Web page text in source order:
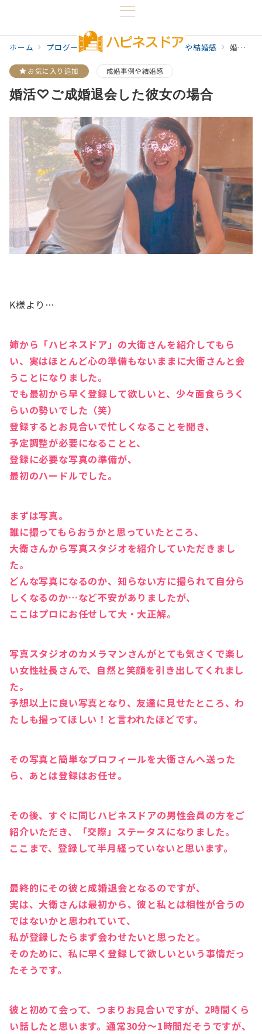
ホーム プログ一覧 婚活の秘訣 成婚事例や結婚感 婚活♡ご成婚退会した彼女の場合
お気に入り追加 成婚事例や結婚感
婚活♡ご成婚退会した彼女の場合
K様より…
姉から「ハピネスドア」の大衛さんを紹介してもら
い、実はほとんど心の準備もないままに大衛さんと会
うことになりました。
でも最初から早く登録して欲しいと、少々面食らうく
らいの勢いでした（笑）
登録するとお見合いで忙しくなることを聞き、
予定調整が必要になることと、
登録に必要な写真の準備が、
最初のハードルでした。
まずは写真。
誰に撮ってもらおうかと思っていたところ、
大衛さんから写真スタジオを紹介していただきまし
た。
どんな写真になるのか、知らない方に撮られて自分ら
しくなるのか…など不安がありましたが、
ここはプロにお任せして大・大正解。
写真スタジオのカメラマンさんがとても気さくで楽し
い女性社長さんで、自然と笑顔を引き出してくれまし
た。
予想以上に良い写真となり、友達に見せたところ、わ
たしも撮ってほしい！と言われたほどです。
その写真と簡単なプロフィールを大衛さんへ送った
ら、あとは登録はお任せ。
その後、すぐに同じハピネスドアの男性会員の方をご
紹介いただき、「交際」ステータスになりました。
ここまで、登録して半月経っていないと思います。
最終的にその彼と成婚退会となるのですが、
実は、大衛さんは最初から、彼と私とは相性が合うの
ではないかと思われていて、
私が登録したらまず会わせたいと思ったと。
そのために、私に早く登録して欲しいという事情だっ
たそうです。
彼と初めて会って、つまりお見合いですが、2時間くら
い話したと思います。通常30分〜1時間だそうですが、